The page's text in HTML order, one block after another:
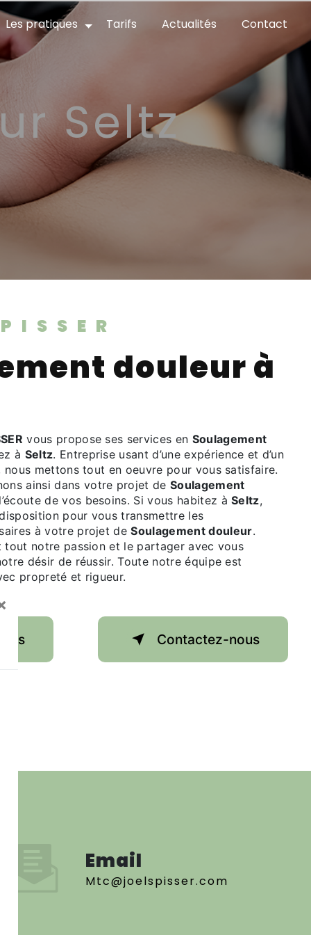
Les pratiques Tarifs Actualités Contact
Seltz
vous propose ses services en Soulagement
à Seltz. Entreprise usant d’une expérience et d’un
mettons tout en oeuvre pour vous satisfaire.
ainsi dans votre projet deSoulagement
de vos besoins. Si vous habitez àSeltz,
pour vous transmettre les
à votre projet deSoulagement douleur.
tout notre passion et le partager avec vous
désir de réussir. Toute notre équipe est
propreté et rigueur.
Contactez-nous
Email
mtc@joelspisser.com